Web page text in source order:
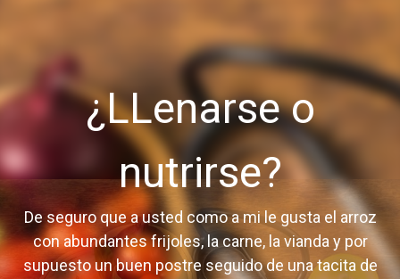
¿LLenarse o
nutrirse?
De seguro que a usted como a mi le gusta el arroz
con abundantes frijoles, la carne, la vianda y por
supuesto un buen postre seguido de una tacita de